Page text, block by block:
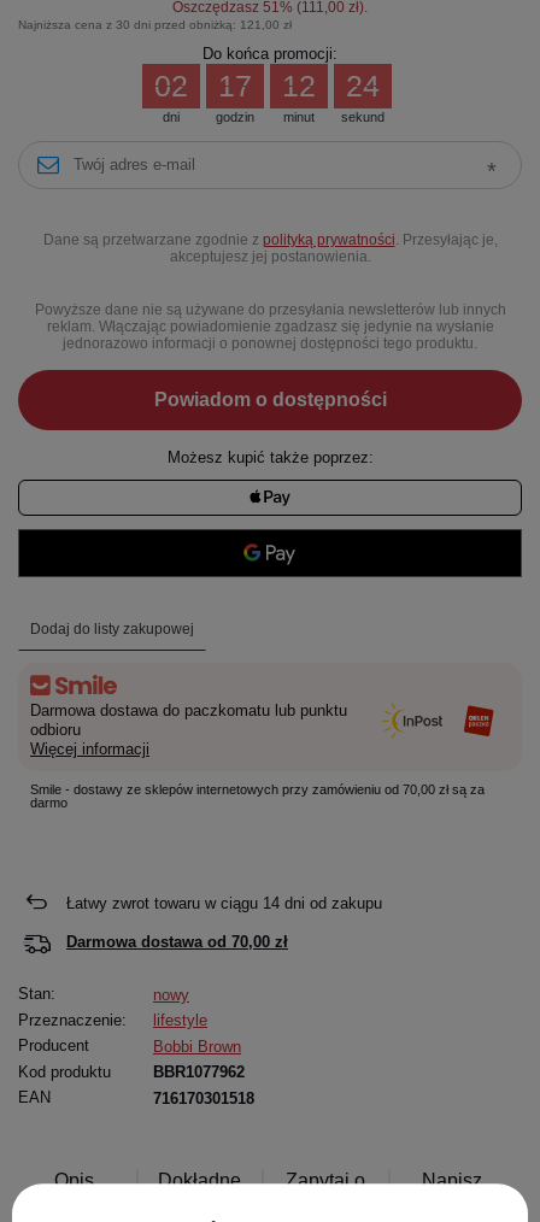
Oszczędzasz 51% (111,00 zł).
Najniższa cena z 30 dni przed obniżką: 121,00 zł
Do końca promocji:
dni
02
godzin
17
minut
12
sekund
24
Dane są przetwarzane zgodnie z polityką prywatności . Przesyłając je,
akceptujesz jej postanowienia.
Powyższe dane nie są używane do przesyłania newsletterów lub innych
reklam. Włączając powiadomienie zgadzasz się jedynie na wysłanie
jednorazowo informacji o ponownej dostępności tego produktu.
Powiadom o dostępności
Możesz kupić także poprzez:
Dodaj do listy zakupowej
Darmowa dostawa do paczkomatu lub punktu
odbioru
Więcej informacji
Smile - dostawy ze sklepów internetowych przy zamówieniu od 70,00 zł są za
darmo
Łatwy zwrot towaru w ciągu 14 dni od zakupu
Darmowa dostawa od 70,00 zł
Stan:
nowy
Przeznaczenie:
lifestyle
Producent
Bobbi Brown
Kod produktu
BBR1077962
EAN
716170301518
Opis
Dokładne
Zapytaj o
Napisz